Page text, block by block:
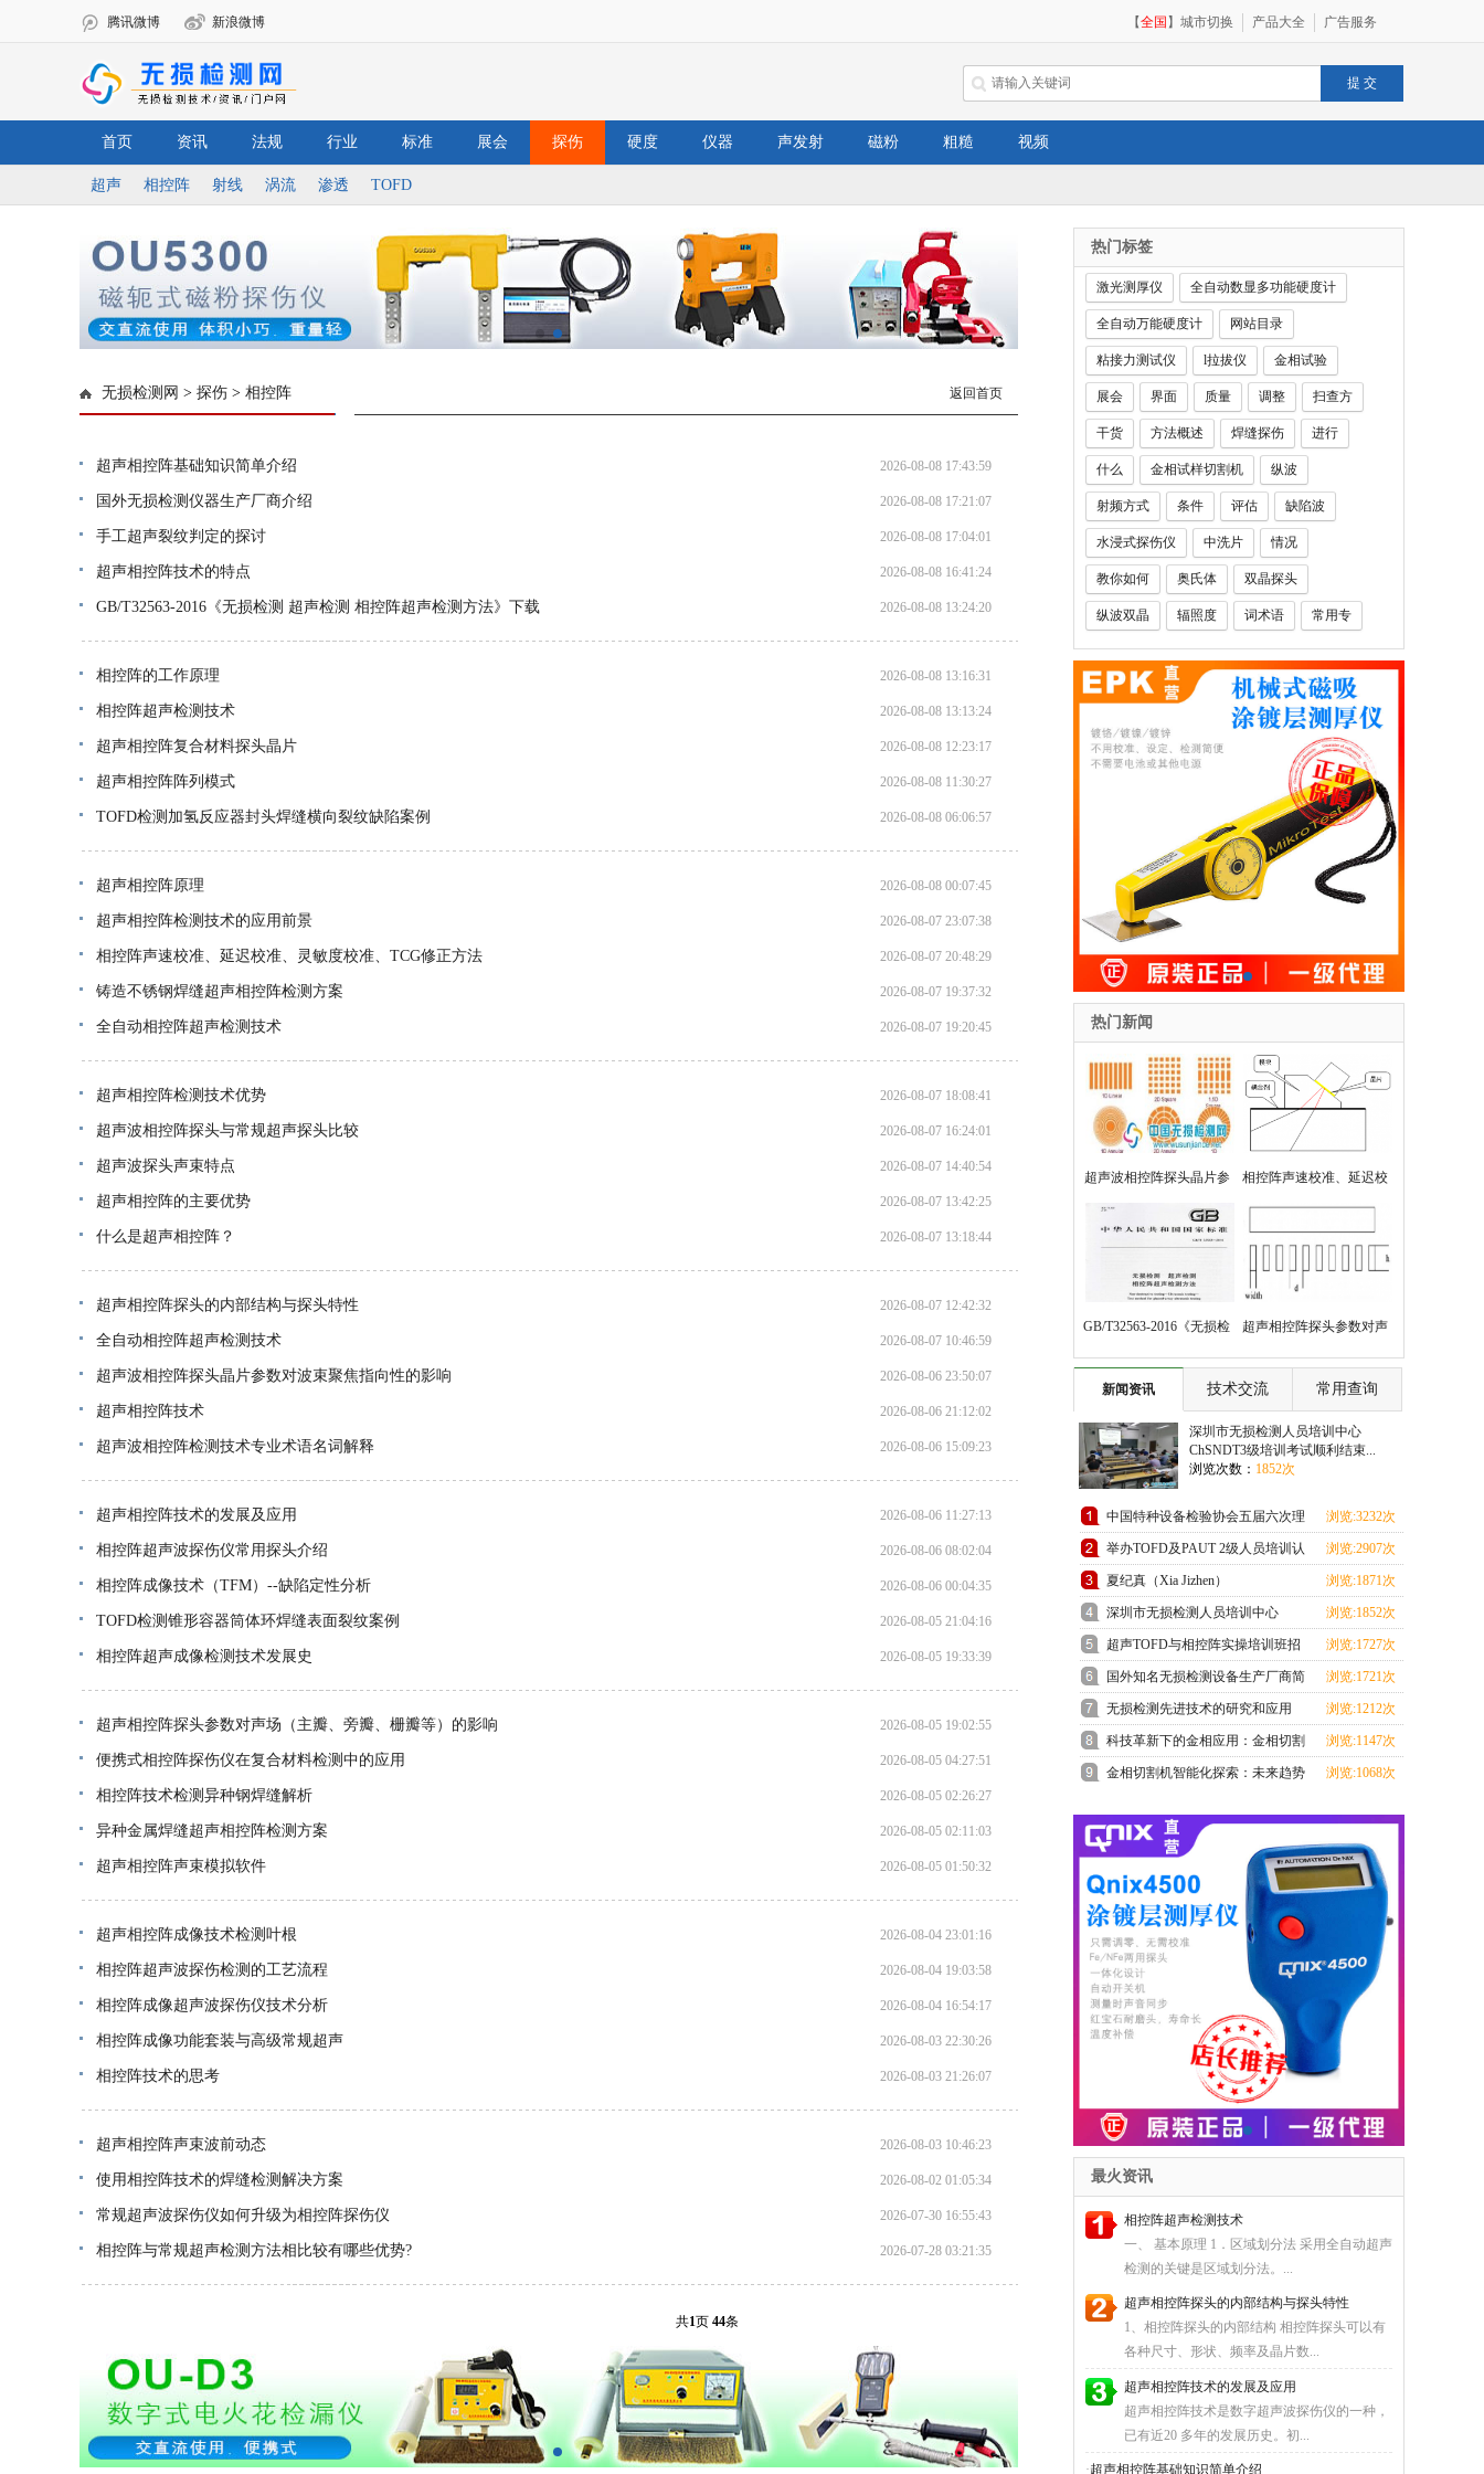
腾讯微博 新浪微博 【全国 】 城市切换 产品大全 广告服务
首页 资讯 法规 行业 标准 展会 探伤 硬度 仪器 声发射 磁粉 粗糙 视频
超声 相控阵 射线 涡流 渗透 TOFD
无损检测网 > 探伤 > 相控阵 返回首页
超声相控阵基础知识简单介绍 2026-08-08 17:43:59
国外无损检测仪器生产厂商介绍 2026-08-08 17:21:07
手工超声裂纹判定的探讨 2026-08-08 17:04:01
超声相控阵技术的特点 2026-08-08 16:41:24
GB/T32563-2016《无损检测 超声检测 相控阵超声检测方法》下载 2026-08-08 13:24:20
相控阵的工作原理 2026-08-08 13:16:31
相控阵超声检测技术 2026-08-08 13:13:24
超声相控阵复合材料探头晶片 2026-08-08 12:23:17
超声相控阵阵列模式 2026-08-08 11:30:27
TOFD检测加氢反应器封头焊缝横向裂纹缺陷案例 2026-08-08 06:06:57
超声相控阵原理 2026-08-08 00:07:45
超声相控阵检测技术的应用前景 2026-08-07 23:07:38
相控阵声速校准、延迟校准、灵敏度校准、TCG修正方法 2026-08-07 20:48:29
铸造不锈钢焊缝超声相控阵检测方案 2026-08-07 19:37:32
全自动相控阵超声检测技术 2026-08-07 19:20:45
超声相控阵检测技术优势 2026-08-07 18:08:41
超声波相控阵探头与常规超声探头比较 2026-08-07 16:24:01
超声波探头声束特点 2026-08-07 14:40:54
超声相控阵的主要优势 2026-08-07 13:42:25
什么是超声相控阵？ 2026-08-07 13:18:44
超声相控阵探头的内部结构与探头特性 2026-08-07 12:42:32
全自动相控阵超声检测技术 2026-08-07 10:46:59
超声波相控阵探头晶片参数对波束聚焦指向性的影响 2026-08-06 23:50:07
超声相控阵技术 2026-08-06 21:12:02
超声波相控阵检测技术专业术语名词解释 2026-08-06 15:09:23
超声相控阵技术的发展及应用 2026-08-06 11:27:13
相控阵超声波探伤仪常用探头介绍 2026-08-06 08:02:04
相控阵成像技术（TFM）--缺陷定性分析 2026-08-06 00:04:35
TOFD检测锥形容器筒体环焊缝表面裂纹案例 2026-08-05 21:04:16
相控阵超声成像检测技术发展史 2026-08-05 19:33:39
超声相控阵探头参数对声场（主瓣、旁瓣、栅瓣等）的影响 2026-08-05 19:02:55
便携式相控阵探伤仪在复合材料检测中的应用 2026-08-05 04:27:51
相控阵技术检测异种钢焊缝解析 2026-08-05 02:26:27
异种金属焊缝超声相控阵检测方案 2026-08-05 02:11:03
超声相控阵声束模拟软件 2026-08-05 01:50:32
超声相控阵成像技术检测叶根 2026-08-04 23:01:16
相控阵超声波探伤检测的工艺流程 2026-08-04 19:03:58
相控阵成像超声波探伤仪技术分析 2026-08-04 16:54:17
相控阵成像功能套装与高级常规超声 2026-08-03 22:30:26
相控阵技术的思考 2026-08-03 21:26:07
超声相控阵声束波前动态 2026-08-03 10:46:23
使用相控阵技术的焊缝检测解决方案 2026-08-02 01:05:34
常规超声波探伤仪如何升级为相控阵探伤仪 2026-07-30 16:55:43
相控阵与常规超声检测方法相比较有哪些优势? 2026-07-28 03:21:35
共1页 44条
热门标签
激光测厚仪 全自动数显多功能硬度计
全自动万能硬度计 网站目录
粘接力测试仪 l拉拔仪 金相试验
展会 界面 质量 调整 扫查方
干货 方法概述 焊缝探伤 进行
什么 金相试样切割机 纵波
射频方式 条件 评估 缺陷波
水浸式探伤仪 中洗片 情况
教你如何 奥氏体 双晶探头
纵波双晶 辐照度 词术语 常用专
钢厚度 玻璃钢厚度仪 铅笔硬度计
人员 定义 千分表 百分表
热门新闻
超声波相控阵探头晶片参
数对波束聚焦指向性的影
响
相控阵声速校准、延迟校
GB/T32563-2016《无损检
测方法》
超声相控阵探头参数对声
等）的影响
新闻资讯 技术交流 常用查询
深圳市无损检测人员培训中心
ChSNDT3级培训考试顺利结束...
浏览次数： 1852次
中国特种设备检验协会五届六次理
事会在上海成功召开
浏览:3232次
举办TOFD及PAUT 2级人员培训认
证班预报名通知
浏览:2907次
夏纪真（Xia Jizhen） 浏览:1871次
深圳市无损检测人员培训中心
ChSNDT3级培训考试顺利结束
浏览:1852次
超声TOFD与相控阵实操培训班招
生通知
浏览:1727次
国外知名无损检测设备生产厂商简
介
浏览:1721次
无损检测先进技术的研究和应用 浏览:1212次
科技革新下的金相应用：金相切割
机领跑未来
浏览:1147次
金相切割机智能化探索：未来趋势
浏览:1068次
最火资讯
相控阵超声检测技术
一、 基本原理 1．区域划分法 采用全自动超声
检测的关键是区域划分法。...
超声相控阵探头的内部结构与探头特性
1、相控阵探头的内部结构 相控阵探头可以有
各种尺寸、形状、频率及晶片数...
超声相控阵技术的发展及应用
超声相控阵技术是数字超声波探伤仪的一种，
已有近20 多年的发展历史。初...
·超声相控阵基础知识简单介绍